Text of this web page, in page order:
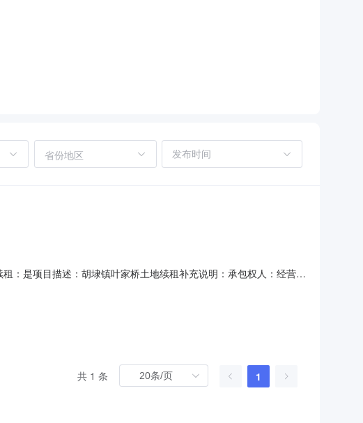
省份地区
：是项目描述：胡埭镇叶家桥土地续租补充说明：承包权人：经营权
扫描件2.jpg转让人信息单位名称/姓名：无锡市滨湖区胡埭镇胡埭
共 1 条 1